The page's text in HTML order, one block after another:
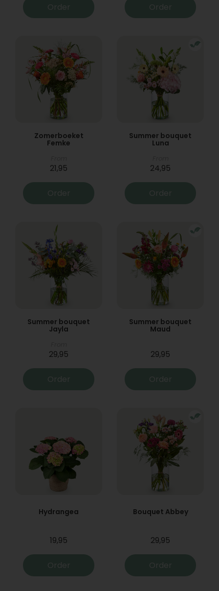
Order Order
Zomerboeket
Femke
21,95
Order
Summer bouquet
Luna
24,95
Order
Summer bouquet
Jayla
29,95
Order
Summer bouquet
Maud
29,95
Order
Hydrangea
19,95
Order
Bouquet Abbey
29,95
Order